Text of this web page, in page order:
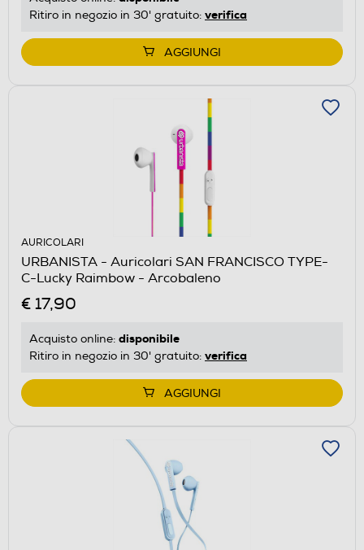
Ritiro in negozio in 30' gratuito: verifica
AGGIUNGI
AURICOLARI
URBANISTA - Auricolari SAN FRANCISCO TYPE-
C-Lucky Raimbow - Arcobaleno
€ 17,90
Acquisto online: disponibile
Ritiro in negozio in 30' gratuito: verifica
AGGIUNGI